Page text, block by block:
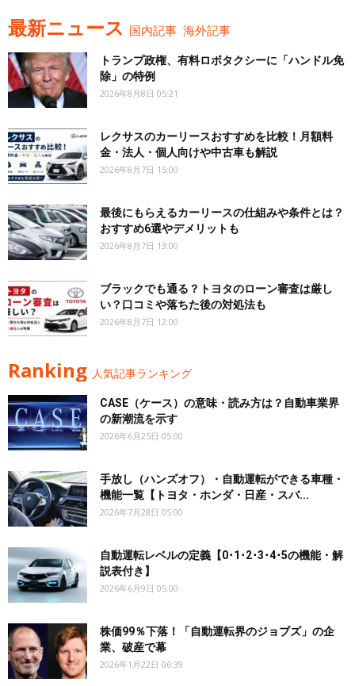
最新ニュース 国内記事 海外記事
トランプ政権、有料ロボタクシーに「ハンドル免
除」の特例
2026年8月8日 05:21
レクサスのカーリースおすすめを比較！月額料
金・法人・個人向けや中古車も解説
2026年8月7日 15:00
最後にもらえるカーリースの仕組みや条件とは？
おすすめ6選やデメリットも
2026年8月7日 13:00
ブラックでも通る？トヨタのローン審査は厳し
い？口コミや落ちた後の対処法も
2026年8月7日 12:00
Ranking 人気記事ランキング
CASE（ケース）の意味・読み方は？自動車業界
の新潮流を示す
2026年6月25日 05:00
手放し（ハンズオフ）・自動運転ができる車種・
機能一覧【トヨタ・ホンダ・日産・スバ...
2026年7月28日 05:00
自動運転レベルの定義【0･1･2･3･4･5の機能・解
説表付き】
2026年6月9日 05:00
株価99％下落！「自動運転界のジョブズ」の企
業、破産で幕
2026年1月22日 06:39